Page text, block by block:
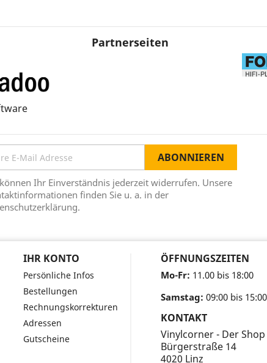
Partnerseiten
Ihr Einverständnis jederzeit widerrufen. Unsere
finden Sie u. a. in der
IHR KONTO
Persönliche Infos
Bestellungen
Rechnungskorrekturen
Adressen
Gutscheine
ÖFFNUNGSZEITEN
Mo-Fr: 11.00 bis 18:00
Samstag: 09:00 bis 15:00
KONTAKT
Vinylcorner - Der
Bürgerstraße 14
4020 Linz